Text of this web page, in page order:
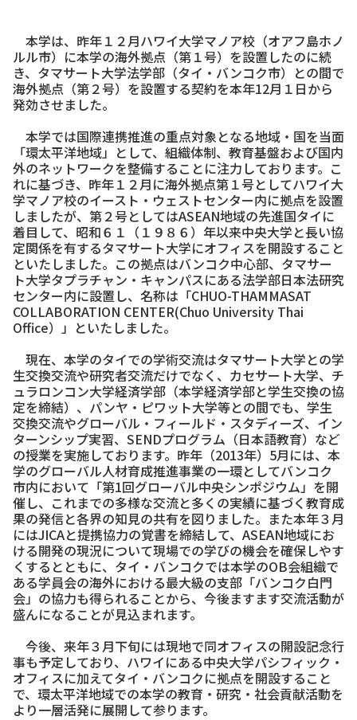
本学は、昨年１２月ハワイ大学マノア校（オアフ島ホノ
ルル市）に本学の海外拠点（第１号）を設置したのに続
き、タマサート大学法学部（タイ・バンコク市）との間で
海外拠点（第２号）を設置する契約を本年12月１日から
発効させました。
本学では国際連携推進の重点対象となる地域・国を当面
「環太平洋地域」として、組織体制、教育基盤および国内
外のネットワークを整備することに注力しております。こ
れに基づき、昨年１２月に海外拠点第１号としてハワイ大
学マノア校のイースト・ウェストセンター内に拠点を設置
しましたが、第２号としてはASEAN地域の先進国タイに
着目して、昭和６１（１９８６）年以来中央大学と長い協
定関係を有するタマサート大学にオフィスを開設すること
といたしました。この拠点はバンコク中心部、タマサー
ト大学タプラチャン・キャンパスにある法学部日本法研究
センター内に設置し、名称は「CHUO-THAMMASAT
COLLABORATION CENTER(Chuo University Thai
Office）」といたしました。
現在、本学のタイでの学術交流はタマサート大学との学
生交換交流や研究者交流だけでなく、カセサート大学、チ
ュラロンコン大学経済学部（本学経済学部と学生交換の協
定を締結）、パンヤ・ピワット大学等との間でも、学生
交換交流やグローバル・フィールド・スタディーズ、イン
ターンシップ実習、SENDプログラム（日本語教育）など
の授業を実施しております。昨年（2013年）5月には、本
学のグローバル人材育成推進事業の一環としてバンコク
市内において「第1回グローバル中央シンポジウム」を開
催し、これまでの多様な交流と多くの実績に基づく教育成
果の発信と各界の知見の共有を図りました。また本年３月
にはJICAと提携協力の覚書を締結して、ASEAN地域にお
ける開発の現況について現場での学びの機会を確保しやす
くするとともに、タイ・バンコクでは本学のOB会組織で
ある学員会の海外における最大級の支部「バンコク白門
会」の協力も得られることから、今後ますます交流活動が
盛んになることが見込まれます。
今後、来年３月下旬には現地で同オフィスの開設記念行
事も予定しており、ハワイにある中央大学パシフィック・
オフィスに加えてタイ・バンコクに拠点を開設すること
で、環太平洋地域での本学の教育・研究・社会貢献活動を
より一層活発に展開して参ります。